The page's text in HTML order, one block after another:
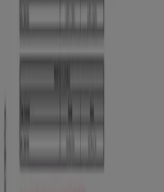
Catálogos de Bancos